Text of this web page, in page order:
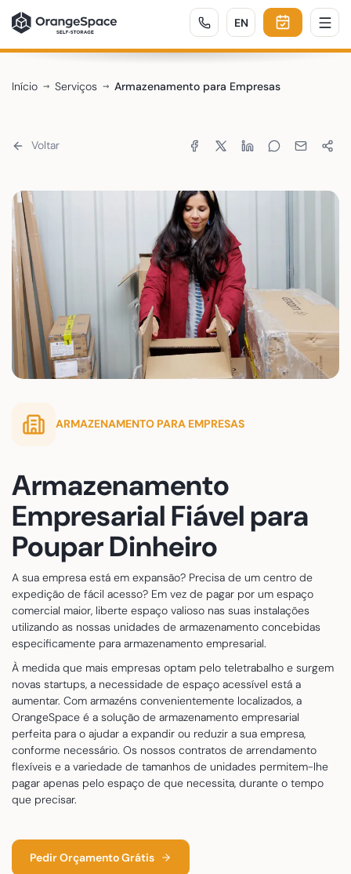
ENENGLISH
Início Serviços Armazenamento para Empresas
Voltar Partilhar:
ARMAZENAMENTO PARA EMPRESAS
Armazenamento
Empresarial Fiável para
Poupar Dinheiro
A sua empresa está em expansão? Precisa de um centro de
expedição de fácil acesso? Em vez de pagar por um espaço
comercial maior, liberte espaço valioso nas suas instalações
utilizando as nossas unidades de armazenamento concebidas
especificamente para armazenamento empresarial.
À medida que mais empresas optam pelo teletrabalho e surgem
novas startups, a necessidade de espaço acessível está a
aumentar. Com armazéns convenientemente localizados, a
OrangeSpace é a solução de armazenamento empresarial
perfeita para o ajudar a expandir ou reduzir a sua empresa,
conforme necessário. Os nossos contratos de arrendamento
flexíveis e a variedade de tamanhos de unidades permitem-lhe
pagar apenas pelo espaço de que necessita, durante o tempo
que precisar.
Pedir Orçamento Grátis